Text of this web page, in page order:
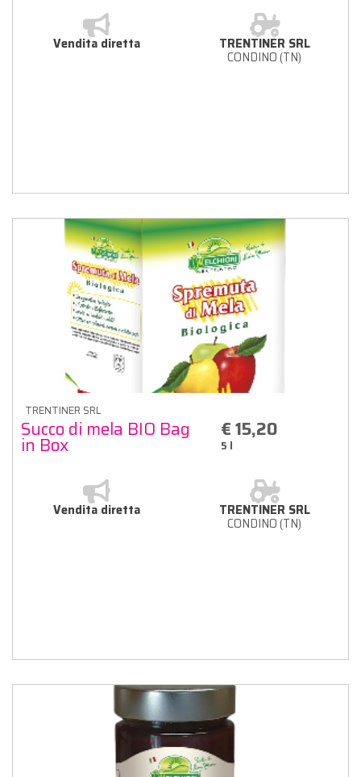
Vendita diretta TRENTINER SRL
CONDINO (TN)
TRENTINER SRL
Succo di mela BIO Bag
in Box
€ 15,20
5 l
Vendita diretta TRENTINER SRL
CONDINO (TN)